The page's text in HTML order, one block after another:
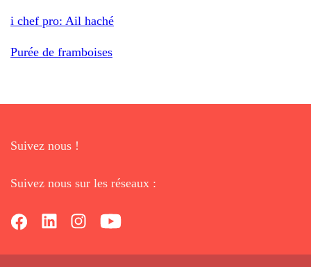
i chef pro: Ail haché
Purée de framboises
Suivez nous !
Suivez nous sur les réseaux :